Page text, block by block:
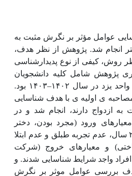
عوامل مؤثر بر نگرش مثبت به
انجام شد. پژوهش از نظر هدف،
روش، کیفی از نوع پدیدارشناسی
پژوهش شامل کلیه دانشجویان
واحد یزد در سال ۱۴۰۲‌‌–۱۴۰۳ بود.
ی اولیه ی با هدف شناسایی
ازدواج دارند، انجام شد و در
ورود (مجرد بودن، دختر
سال، عدم تجربه طبلق و عدم ابتلا
و معیارهای خروج (شرکت
واجد شرایط شناسایی شدند. و
بررسی عوامل موثر بر نگرش